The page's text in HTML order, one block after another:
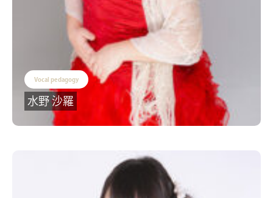
Vocal pedagogy
水野 沙羅